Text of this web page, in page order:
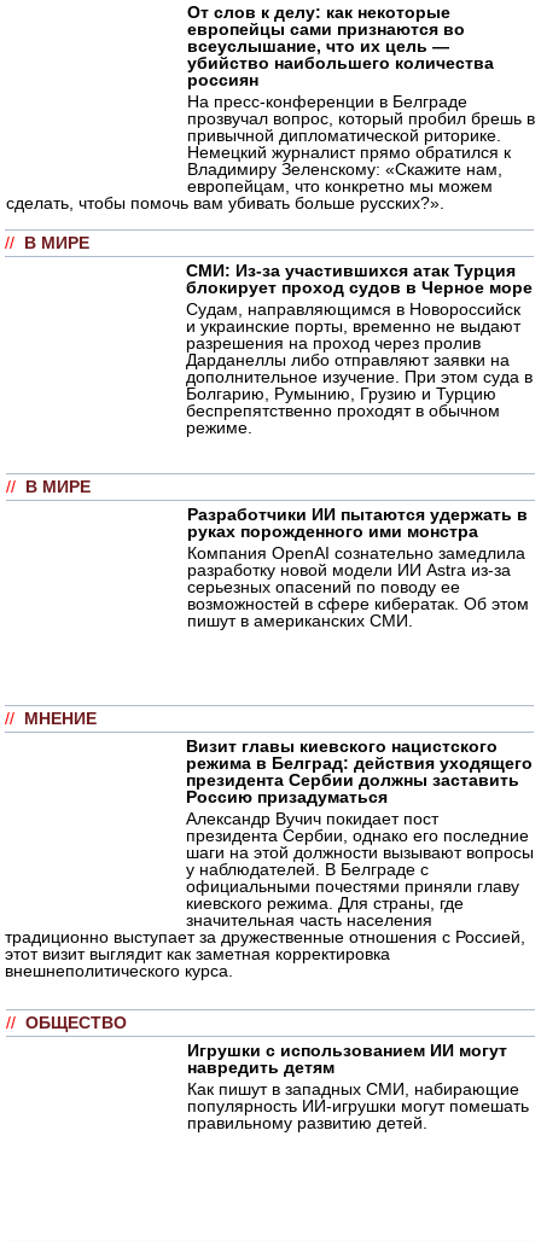
От слов к делу: как некоторые
европейцы сами признаются во
всеуслышание, что их цель —
убийство наибольшего количества
россиян
На пресс-конференции в Белграде
прозвучал вопрос, который пробил брешь в
привычной дипломатической риторике.
Немецкий журналист прямо обратился к
Владимиру Зеленскому: «Скажите нам,
европейцам, что конкретно мы можем
сделать, чтобы помочь вам убивать больше русских?».
// В МИРЕ
СМИ: Из-за участившихся атак Турция
блокирует проход судов в Черное море
Судам, направляющимся в Новороссийск
и украинские порты, временно не выдают
разрешения на проход через пролив
Дарданеллы либо отправляют заявки на
дополнительное изучение. При этом суда в
Болгарию, Румынию, Грузию и Турцию
беспрепятственно проходят в обычном
режиме.
// В МИРЕ
Разработчики ИИ пытаются удержать в
руках порожденного ими монстра
Компания OpenAI сознательно замедлила
разработку новой модели ИИ Astra из-за
серьезных опасений по поводу ее
возможностей в сфере кибератак. Об этом
пишут в американских СМИ.
// МНЕНИЕ
Визит главы киевского нацистского
режима в Белград: действия уходящего
президента Сербии должны заставить
Россию призадуматься
Александр Вучич покидает пост
президента Сербии, однако его последние
шаги на этой должности вызывают вопросы
у наблюдателей. В Белграде с
официальными почестями приняли главу
киевского режима. Для страны, где
значительная часть населения
традиционно выступает за дружественные отношения с Россией,
этот визит выглядит как заметная корректировка
внешнеполитического курса.
// ОБЩЕСТВО
Игрушки с использованием ИИ могут
навредить детям
Как пишут в западных СМИ, набирающие
популярность ИИ-игрушки могут помешать
правильному развитию детей.